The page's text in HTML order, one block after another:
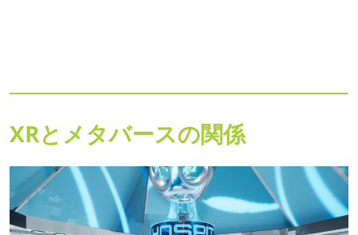
XRとメタバースの関係